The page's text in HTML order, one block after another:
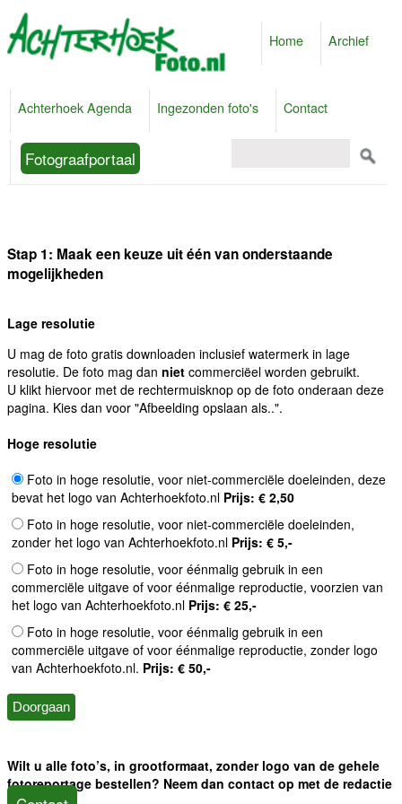
Home Archief
Achterhoek Agenda Ingezonden foto's Contact
Fotograafportaal
Stap 1: Maak een keuze uit één van onderstaande
mogelijkheden
Lage resolutie
U mag de foto gratis downloaden inclusief watermerk in lage
resolutie. De foto mag dan niet commerciëel worden gebruikt.
U klikt hiervoor met de rechtermuisknop op de foto onderaan deze
pagina. Kies dan voor "Afbeelding opslaan als..".
Hoge resolutie
Foto in hoge resolutie, voor niet-commerciële doeleinden, deze
bevat het logo van Achterhoekfoto.nl Prijs: € 2,50
Foto in hoge resolutie, voor niet-commerciële doeleinden,
zonder het logo van Achterhoekfoto.nl Prijs: € 5,-
Foto in hoge resolutie, voor éénmalig gebruik in een
commerciële uitgave of voor éénmalige reproductie, voorzien van
het logo van Achterhoekfoto.nl Prijs: € 25,-
Foto in hoge resolutie, voor éénmalig gebruik in een
commerciële uitgave of voor éénmalige reproductie, zonder logo
van Achterhoekfoto.nl. Prijs: € 50,-
Wilt u alle foto’s, in grootformaat, zonder logo van de gehele
fotoreportage bestellen? Neem dan contact op met de redactie